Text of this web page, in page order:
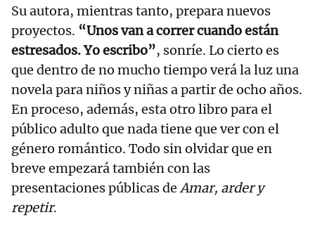
Su autora, mientras tanto, prepara nuevos
proyectos. “Unos van a correr cuando están
estresados. Yo escribo”, sonríe. Lo cierto es
que dentro de no mucho tiempo verá la luz una
novela para niños y niñas a partir de ocho años.
En proceso, además, esta otro libro para el
público adulto que nada tiene que ver con el
género romántico. Todo sin olvidar que en
breve empezará también con las
presentaciones públicas deAmar, arder y
repetir.